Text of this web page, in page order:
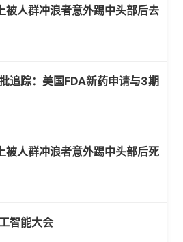
被人群冲浪者意外踢中头部后去
追踪：美国FDA新药申请与3期
被人群冲浪者意外踢中头部后死
智能大会